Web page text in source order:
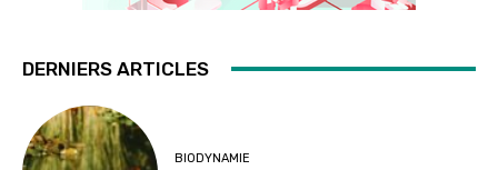
DERNIERS ARTICLES
BIODYNAMIE